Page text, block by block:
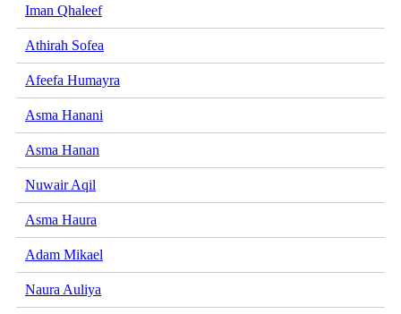
Iman Qhaleef
Athirah Sofea
Afeefa Humayra
Asma Hanani
Asma Hanan
Nuwair Aqil
Asma Haura
Adam Mikael
Naura Auliya